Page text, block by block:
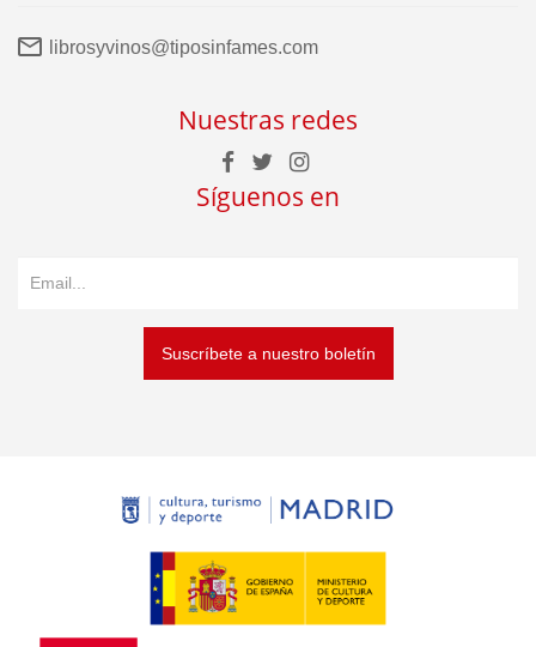
librosyvinos@tiposinfames.com
Nuestras redes
Síguenos en
Suscríbete a nuestro boletín